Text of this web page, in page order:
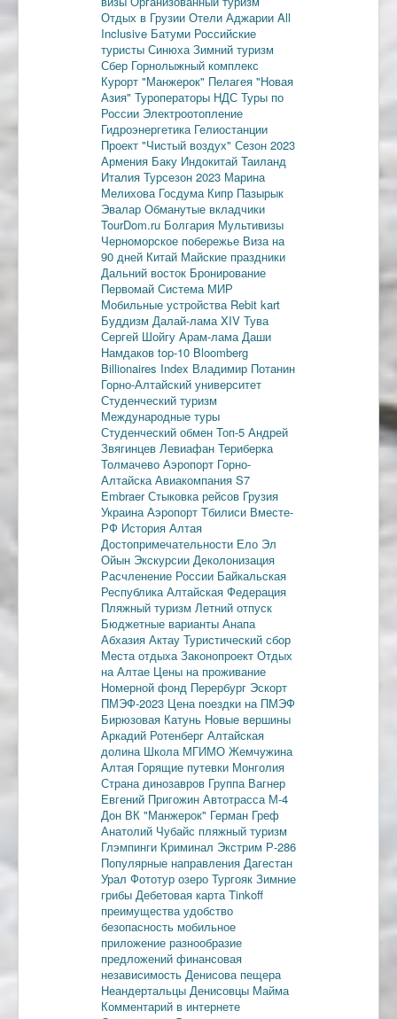
Отдых в Грузии Отели Аджарии All
Inclusive Батуми Российские
туристы Синюха Зимний туризм
Сбер Горнолыжный комплекс
Курорт "Манжерок" Пелагея "Новая
Азия" Туроператоры НДС Туры по
России Электроотопление
Гидроэнергетика Гелиостанции
Проект "Чистый воздух" Сезон 2023
Армения Баку Индокитай Таиланд
Италия Турсезон 2023 Марина
Мелихова Госдума Кипр Пазырык
Эвалар Обманутые вкладчики
TourDom.ru Болгария Мультивизы
Черноморское побережье Виза на
90 дней Китай Майские праздники
Дальний восток Бронирование
Первомай Система МИР
Мобильные устройства Rebit kart
Буддизм Далай-лама XIV Тува
Сергей Шойгу Арам-лама Даши
Намдаков top-10 Bloomberg
Billionaires Index Владимир Потанин
Горно-Алтайский университет
Студенческий туризм
Международные туры
Студенческий обмен Топ-5 Андрей
Звягинцев Левиафан Териберка
Толмачево Аэропорт Горно-
Алтайска Авиакомпания S7
EmbraerСтыковка рейсов Грузия
Украина Аэропорт Тбилиси Вместе-
РФ История Алтая
Достопримечательности Ело Эл
Ойын Экскурсии Деколонизация
Расчленение России Байкальская
Республика Алтайская Федерация
Пляжный туризм Летний отпуск
Бюджетные варианты Анапа
Абхазия Актау Туристический сбор
Места отдыха Законопроект Отдых
на Алтае Цены на проживание
Номерной фонд Перербург Эскорт
ПМЭФ-2023 Цена поездки на ПМЭФ
Бирюзовая Катунь Новые вершины
Аркадий Ротенберг Алтайская
долина Школа МГИМО Жемчужина
Алтая Горящие путевки Монголия
Страна динозавров Группа Вагнер
Евгений Пригожин Автотрасса М-4
Дон ВК "Манжерок" Герман Греф
Анатолий Чубайс пляжный туризм
Глэмпинги Криминал Экстрим Р-286
Популярные направления Дагестан
Урал Фототур озеро Тургояк Зимние
грибы Дебетовая карта Tinkoff
преимущества удобство
безопасность мобильное
приложение разнообразие
предложений финансовая
независимость Денисова пещера
Неандертальцы Денисовцы Майма
Комментарий в интернете